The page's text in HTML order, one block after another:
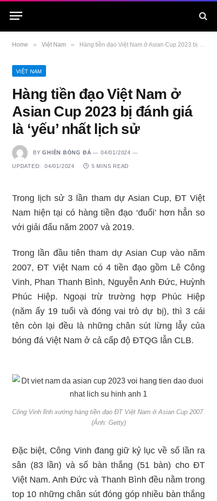
Home » Việt Nam » Hàng tiền đạo Việt Nam ở Asian Cup 2023 bị đánh giá là ‘yếu’ nhất lịch sử
VIỆT NAM
Hàng tiền đạo Việt Nam ở
Asian Cup 2023 bị đánh giá
là ‘yếu’ nhất lịch sử
BY GHIỀN BÓNG ĐÁ 04/01/2024
UPDATED: 04/01/2024 5 MINS READ
Trong lịch sử 3 lần tham dự Asian Cup, ĐT Việt
Nam hiện tại có hàng tiền đạo ‘đuối’ hơn hẳn so
với giải đấu năm 2007 và 2019.
Trong lần đầu tiên tham dự Asian Cup vào năm
2007, ĐT Việt Nam có 4 tiền đạo gồm Lê Công
Vinh, Phan Thanh Bình, Nguyễn Anh Đức, Huỳnh
Phúc Hiệp. Ngoại trừ trường hợp Phúc Hiệp
(năm ấy 19 tuổi và đóng vai trò dự bị), thì 3 cái
tên còn lại đều là những chân sút lừng lẫy của
bóng đá Việt Nam ở cả cấp độ ĐTQG lẫn CLB.
Công Vinh lĩnh xướng hàng tiền đạo ĐT Việt Nam ở Asian Cup 2007.
(Ảnh: Getty)
Đặc biệt, Công Vinh đang giữ kỷ lục về số lần ra
sân (83 lần) và số bàn thắng (51 bàn) cho ĐT
Việt Nam. Anh Đức và Thanh Bình đều nằm trong
top 10 những chân sút đóng góp nhiều bàn thắng